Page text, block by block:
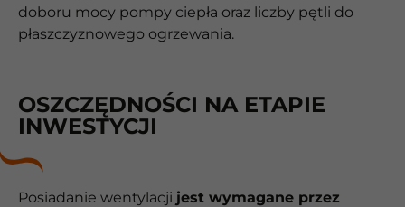
doboru mocy pompy ciepła oraz liczby pętli do
płaszczyznowego ogrzewania.
OSZCZĘDNOŚCI NA ETAPIE
INWESTYCJI
Posiadanie wentylacji jest wymagane przez